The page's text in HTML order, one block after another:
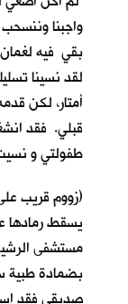
واجبنا
بقي فيه لغمان
لقد نسينا
أمتار، لكن
قبلي. فقد
طفولتي و
(زووم قريب
يسقط رمادها
مستشفى
بضمادة طبية